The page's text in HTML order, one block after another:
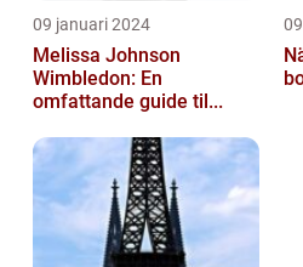
09 januari 2024
Melissa Johnson
Wimbledon: En
omfattande guide til...